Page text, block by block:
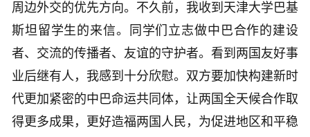
周边外交的优先方向。不久前，我收到天津大学巴基
斯坦留学生的来信。同学们立志做中巴合作的建设
者、交流的传播者、友谊的守护者。看到两国友好事
业后继有人，我感到十分欣慰。双方要加快构建新时
代更加紧密的中巴命运共同体，让两国全天候合作取
得更多成果，更好造福两国人民，为促进地区和平稳